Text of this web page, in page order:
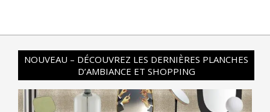
NOUVEAU – DÉCOUVREZ LES DERNIÈRES PLANCHES
D’AMBIANCE ET SHOPPING